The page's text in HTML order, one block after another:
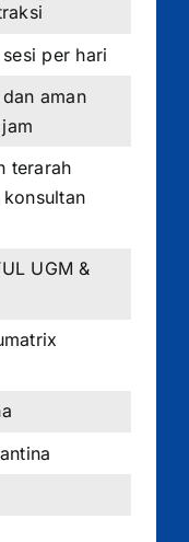
per hari
aman
terarah
UGM &